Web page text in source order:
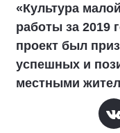
«Культура
работы за 2019
проект был
успешных и
местными